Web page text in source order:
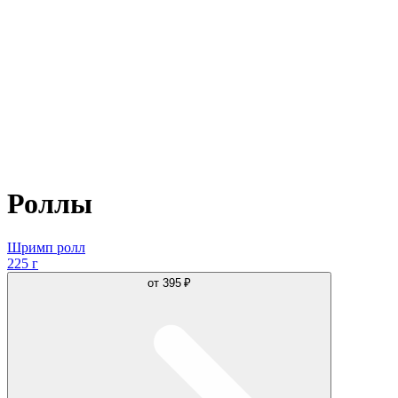
Роллы
Шримп ролл
225 г
от 395 ₽